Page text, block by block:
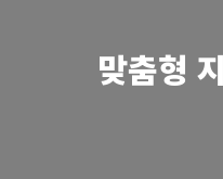
맞춤형